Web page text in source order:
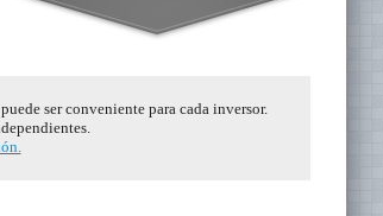
ser conveniente para cada inversor.